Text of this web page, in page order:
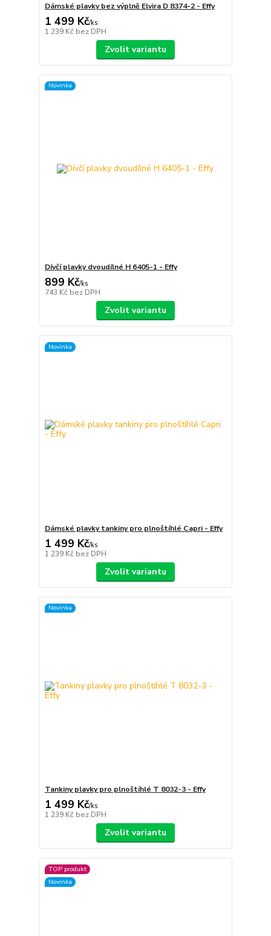
Dámské plavky bez výplně Elvira D 8374-2 - Effy
1 499 Kč/ks
1 239 Kč bez DPH
Zvolit variantu
Novinka
Dívčí plavky dvoudílné H 6405-1 - Effy
899 Kč/ks
743 Kč bez DPH
Zvolit variantu
Novinka
Dámské plavky tankiny pro plnoštíhlé Capri - Effy
1 499 Kč/ks
1 239 Kč bez DPH
Zvolit variantu
Novinka
Tankiny plavky pro plnoštíhlé T 8032-3 - Effy
1 499 Kč/ks
1 239 Kč bez DPH
Zvolit variantu
TOP produkt
Novinka